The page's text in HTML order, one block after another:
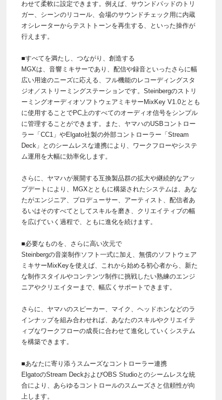
わせて柔軟に設定できます。例えば、サウンドパッドのトリ
ガー、シーンのリコール、会場のサウンドチェック用に内蔵
オシレーターからテストトーンを再生する、といった操作が
行えます。
■すべてを満たし、つながり、創造する
MGXは、音響ミキサーであり、配信や録音といったさらに幅
広い用途のニーズに応える、フル機能のレコーディングスタ
ジオ／ストリーミングステーションです。Steinbergのストリ
ーミングオーディオソフトウェアミキサーMixKey V1.0ととも
に使用することでPC上のすべてのオーディオ信号をシンプル
に管理することができます。また、ヤマハのUSBコントロー
ラー「CC1」やElgato社製の外部コントローラー「Stream
Deck」とのシームレスな連携により、ワークフローやシステ
ム運用を大幅に効率化します。
さらに、ヤマハが展開する互換製品群の拡大や継続的なアッ
プデートにより、MGXとともに構築されたシステムは、あな
たがエンジニア、プロデューサー、アーティスト、配信者あ
るいはそのすべてとしてスキルを磨き、クリエイティブの幅
を広げていく過程で、ともに進化を続けます。
■必要なものを、さらに高い次元で
Steinbergの音楽制作ソフト一式に加え、無償のソフトウェア
ミキサーMixKeyを使えば、これから始める初心者から、新た
な制作スタイルやコンテンツ制作に挑戦したい熟練のエンジ
ニアやクリエイターまで、幅広くサポートできます。
さらに、ヤマハのスピーカー、マイク、ヘッドホンなどのラ
インナップを組み合わせれば、あなたのスキルやクリエイテ
ィブなワークフローの成長に合わせて進化していくシステム
を構築できます。
■あなたに寄り添うスムーズなコントローラー連携
ElgatoのStream DeckおよびOBS Studioとのシームレスな統
合により、あらゆるコントロールのスムーズさと信頼性が向
上します。